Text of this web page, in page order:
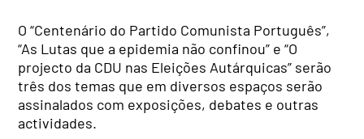
O “Centenário do Partido Comunista Português”,
“As Lutas que a epidemia não confinou” e “O
projecto da CDU nas Eleições Autárquicas” serão
três dos temas que em diversos espaços serão
assinalados com exposições, debates e outras
actividades.